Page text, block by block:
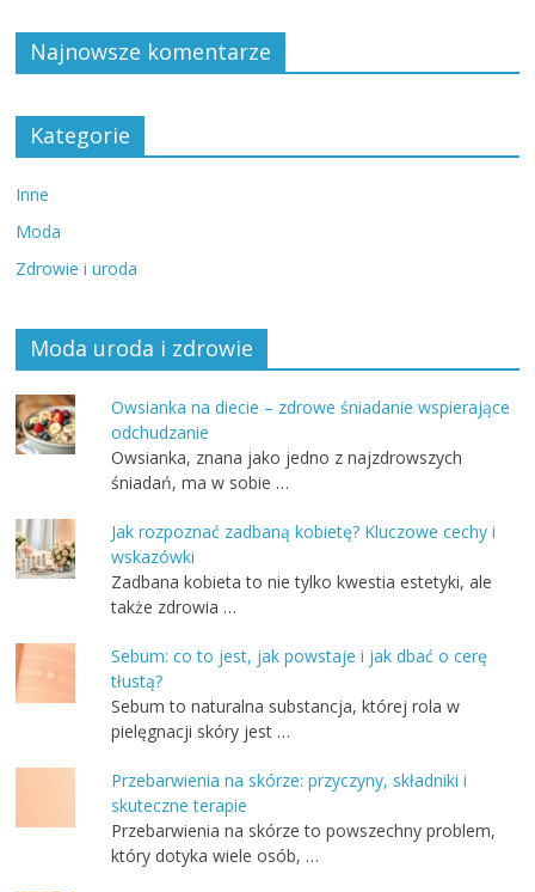
Najnowsze komentarze
Kategorie
Inne
Moda
Zdrowie i uroda
Moda uroda i zdrowie
Owsianka na diecie – zdrowe śniadanie wspierające
odchudzanie
Owsianka, znana jako jedno z najzdrowszych
śniadań, ma w sobie …
Jak rozpoznać zadbaną kobietę? Kluczowe cechy i
wskazówki
Zadbana kobieta to nie tylko kwestia estetyki, ale
także zdrowia …
Sebum: co to jest, jak powstaje i jak dbać o cerę
tłustą?
Sebum to naturalna substancja, której rola w
pielęgnacji skóry jest …
Przebarwienia na skórze: przyczyny, składniki i
skuteczne terapie
Przebarwienia na skórze to powszechny problem,
który dotyka wiele osób, …